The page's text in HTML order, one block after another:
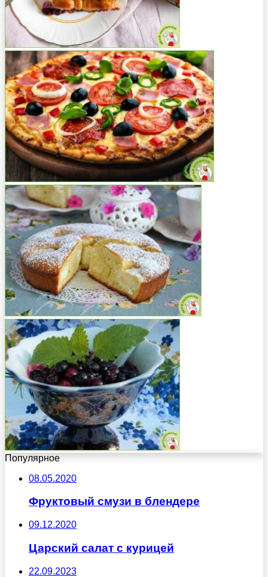
Популярное
08.05.2020
Фруктовый смузи в блендере
09.12.2020
Царский салат с курицей
22.09.2023